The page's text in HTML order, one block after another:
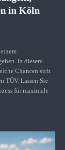
in Köln
In diesem
Chancen sich
TÜV. Lassen Sie
für maximale